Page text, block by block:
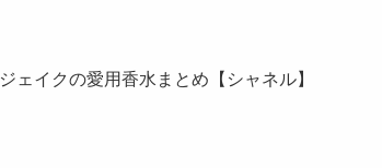
ジェイクの愛用香水まとめ【シャネル】